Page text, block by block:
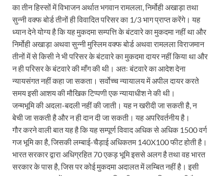
का तीन हिस्सों में विभाजन अर्थात भगवान रामलला, निर्मोही अखाड़ा तथा
सुन्नी वक्फ बोर्ड तीनों ही विवादित परिसर का 1/3 भाग प्राप्त करेंगे। यह
ध्यान देने योग्य है कि यह मुकदमा सम्पत्ति के बंटवारे का मुकदमा नहीं था और
निर्मोही अखाड़ा अथवा सुन्नी मुस्लिम वक्फ बोर्ड अथवा रामलला विराजमान
तीनों में से किसी ने भी परिसर के बंटवारे का मुकदमा दायर नहीं किया था और
न ही परिसर के बंटवारे की माँग की थी। अतः बंटवारे का आदेश देना
न्यायसंगत नहीं कहा जा सकता। सर्वोच्च न्यायालय में अपील दायर करते
समय इसी आशय की मौखिक टिप्पणी एक न्यायाधीश ने की थी।
जन्मभूमि की अदला-बदली नहीं की जाती। यह न खरीदी जा सकती है, न
बेची जा सकती है और न ही दान दी जा सकती। यह अपरिवर्तनीय है।
गौर करने वाली बात यह है कि यह सम्पूर्ण विवाद अधिक से अधिक 1500 वर्ग
गज भूमि का है, जिसकी लम्बाई-चैड़ाई अधिकतम 140X100 फीट होती है।
भारत सरकार द्वारा अधिग्रहित 70 एकड़ भूमि इससे अलग है तथा वह भारत
सरकार के पास है, जिस पर कोई मुकदमा अदालत में लम्बित नहीं है। इसी